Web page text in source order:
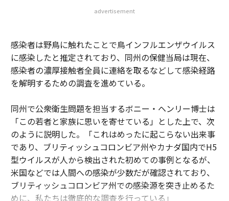
advertisement
感染者は野鳥に触れたことで鳥インフルエンザウイルス
に感染したと推定されており、同州の保健当局は現在、
感染者の濃厚接触者全員に連絡を取るなどして感染経路
を解明するための調査を進めている。
同州で公衆衛生問題を担当するボニー・ヘンリー博士は
「この若者と家族に思いを寄せている」とした上で、次
のように説明した。「これはめったに起こらない出来事
であり、ブリティッシュコロンビア州やカナダ国内でH5
型ウイルスが人から検出された初めての事例となるが、
米国などでは人間への感染が少数だが確認されており、
ブリティッシュコロンビア州での感染源を突き止めるた
めに、私たちは徹底的な調査を行っている」